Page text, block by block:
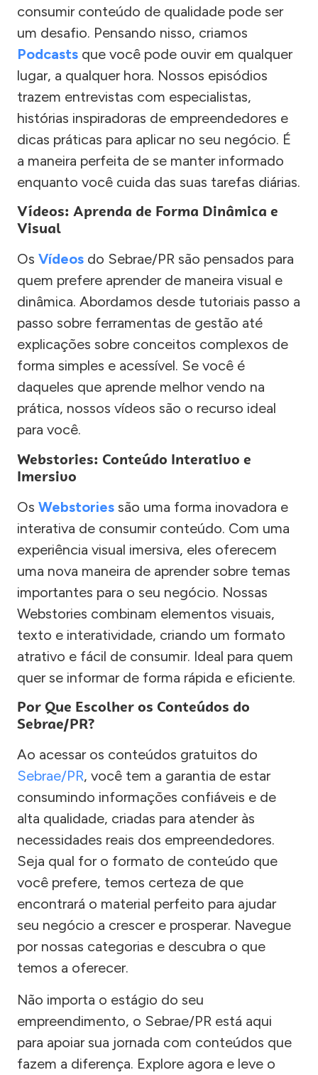
consumir conteúdo de qualidade pode ser
um desafio. Pensando nisso, criamos
Podcasts que você pode ouvir em qualquer
lugar, a qualquer hora. Nossos episódios
trazem entrevistas com especialistas,
histórias inspiradoras de empreendedores e
dicas práticas para aplicar no seu negócio. É
a maneira perfeita de se manter informado
enquanto você cuida das suas tarefas diárias.
Vídeos: Aprenda de Forma Dinâmica e
Visual
Os Vídeos do Sebrae/PR são pensados para
quem prefere aprender de maneira visual e
dinâmica. Abordamos desde tutoriais passo a
passo sobre ferramentas de gestão até
explicações sobre conceitos complexos de
forma simples e acessível. Se você é
daqueles que aprende melhor vendo na
prática, nossos vídeos são o recurso ideal
para você.
Webstories: Conteúdo Interativo e
Imersivo
Os Webstories são uma forma inovadora e
interativa de consumir conteúdo. Com uma
experiência visual imersiva, eles oferecem
uma nova maneira de aprender sobre temas
importantes para o seu negócio. Nossas
Webstories combinam elementos visuais,
texto e interatividade, criando um formato
atrativo e fácil de consumir. Ideal para quem
quer se informar de forma rápida e eficiente.
Por Que Escolher os Conteúdos do
Sebrae/PR?
Ao acessar os conteúdos gratuitos do
Sebrae/PR, você tem a garantia de estar
consumindo informações confiáveis e de
alta qualidade, criadas para atender às
necessidades reais dos empreendedores.
Seja qual for o formato de conteúdo que
você prefere, temos certeza de que
encontrará o material perfeito para ajudar
seu negócio a crescer e prosperar. Navegue
por nossas categorias e descubra o que
temos a oferecer.
Não importa o estágio do seu
empreendimento, o Sebrae/PR está aqui
para apoiar sua jornada com conteúdos que
fazem a diferença. Explore agora e leve o